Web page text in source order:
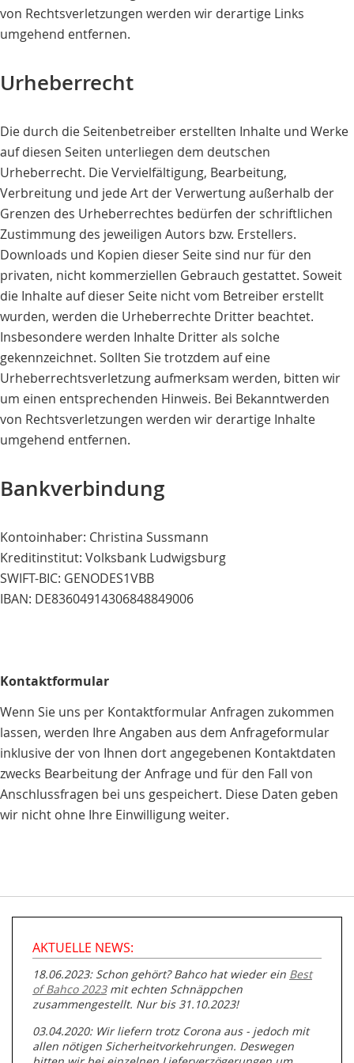
von Rechtsverletzungen werden wir derartige Links
umgehend entfernen.
Urheberrecht
Die durch die Seitenbetreiber erstellten Inhalte und Werke
auf diesen Seiten unterliegen dem deutschen
Urheberrecht. Die Vervielfältigung, Bearbeitung,
Verbreitung und jede Art der Verwertung außerhalb der
Grenzen des Urheberrechtes bedürfen der schriftlichen
Zustimmung des jeweiligen Autors bzw. Erstellers.
Downloads und Kopien dieser Seite sind nur für den
privaten, nicht kommerziellen Gebrauch gestattet. Soweit
die Inhalte auf dieser Seite nicht vom Betreiber erstellt
wurden, werden die Urheberrechte Dritter beachtet.
Insbesondere werden Inhalte Dritter als solche
gekennzeichnet. Sollten Sie trotzdem auf eine
Urheberrechtsverletzung aufmerksam werden, bitten wir
um einen entsprechenden Hinweis. Bei Bekanntwerden
von Rechtsverletzungen werden wir derartige Inhalte
umgehend entfernen.
Bankverbindung
Kontoinhaber: Christina Sussmann
Kreditinstitut: Volksbank Ludwigsburg
SWIFT-BIC: GENODES1VBB
IBAN: DE83604914306848849006
Kontaktformular
Wenn Sie uns per Kontaktformular Anfragen zukommen
lassen, werden Ihre Angaben aus dem Anfrageformular
inklusive der von Ihnen dort angegebenen Kontaktdaten
zwecks Bearbeitung der Anfrage und für den Fall von
Anschlussfragen bei uns gespeichert. Diese Daten geben
wir nicht ohne Ihre Einwilligung weiter.
AKTUELLE NEWS:
18.06.2023: Schon gehört? Bahco hat wieder ein Best
of Bahco 2023mit echten Schnäppchen
zusammengestellt. Nur bis 31.10.2023!
03.04.2020: Wir liefern trotz Corona aus - jedoch mit
allen nötigen Sicherheitvorkehrungen. Deswegen